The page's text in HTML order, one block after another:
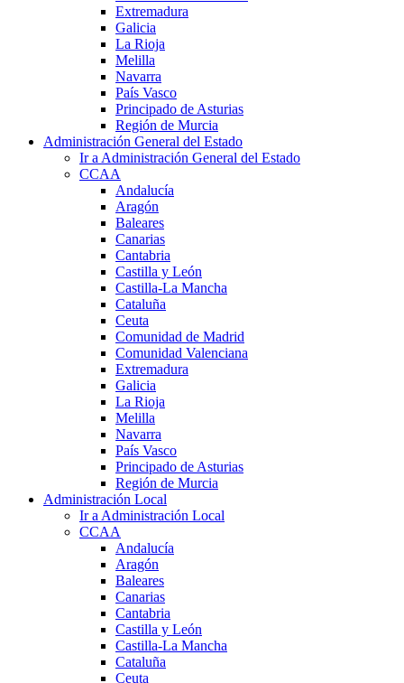
Extremadura
Galicia
La Rioja
Melilla
Navarra
País Vasco
Principado de Asturias
Región de Murcia
Administración General del Estado
Ir a Administración General del Estado
CCAA
Andalucía
Aragón
Baleares
Canarias
Cantabria
Castilla y León
Castilla-La Mancha
Cataluña
Ceuta
Comunidad de Madrid
Comunidad Valenciana
Extremadura
Galicia
La Rioja
Melilla
Navarra
País Vasco
Principado de Asturias
Región de Murcia
Administración Local
Ir a Administración Local
CCAA
Andalucía
Aragón
Baleares
Canarias
Cantabria
Castilla y León
Castilla-La Mancha
Cataluña
Ceuta